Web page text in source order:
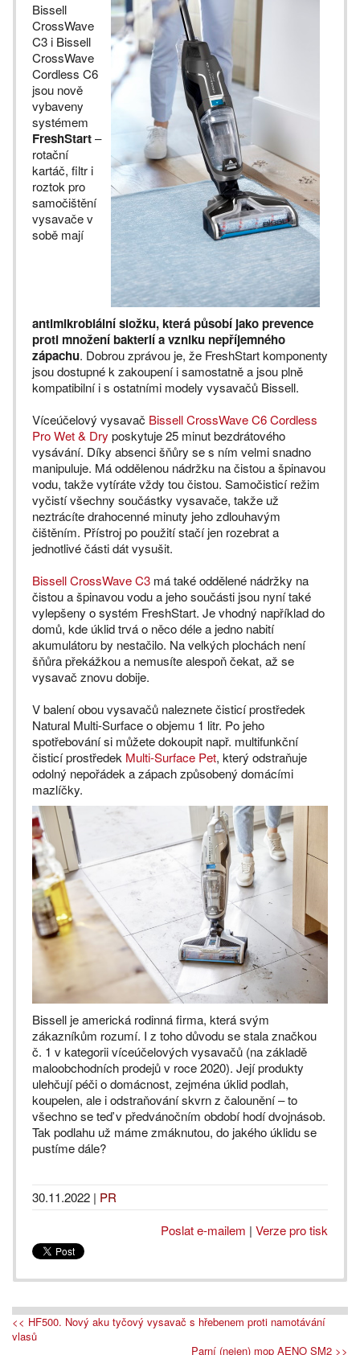
Bissell
CrossWave
C3 i Bissell
CrossWave
Cordless C6
jsou nově
vybaveny
systémem
FreshStart–
rotační
kartáč, filtr i
roztok pro
samočištění
vysavače v
sobě mají
antimikrobiální složku, která působí jako prevence
proti množení bakterií a vzniku nepříjemného
zápachu. Dobrou zprávou je, že FreshStart komponenty
jsou dostupné k zakoupení i samostatně a jsou plně
kompatibilní i s ostatními modely vysavačů Bissell.
Víceúčelový vysavač Bissell CrossWave C6 Cordless
Pro Wet & Dry poskytuje 25 minut bezdrátového
vysávání. Díky absenci šňůry se s ním velmi snadno
manipuluje. Má oddělenou nádržku na čistou a špinavou
vodu, takže vytíráte vždy tou čistou. Samočisticí režim
vyčistí všechny součástky vysavače, takže už
neztrácíte drahocenné minuty jeho zdlouhavým
čištěním. Přístroj po použití stačí jen rozebrat a
jednotlivé části dát vysušit.
Bissell CrossWave C3 má také oddělené nádržky na
čistou a špinavou vodu a jeho součásti jsou nyní také
vylepšeny o systém FreshStart. Je vhodný například do
domů, kde úklid trvá o něco déle a jedno nabití
akumulátoru by nestačilo. Na velkých plochách není
šňůra překážkou a nemusíte alespoň čekat, až se
vysavač znovu dobije.
V balení obou vysavačů naleznete čisticí prostředek
Natural Multi-Surface o objemu 1 litr. Po jeho
spotřebování si můžete dokoupit např. multifunkční
čisticí prostředek Multi-Surface Pet, který odstraňuje
odolný nepořádek a zápach způsobený domácími
mazlíčky.
Bissell je americká rodinná firma, která svým
zákazníkům rozumí. I z toho důvodu se stala značkou
č. 1 v kategorii víceúčelových vysavačů (na základě
maloobchodních prodejů v roce 2020). Její produkty
ulehčují péči o domácnost, zejména úklid podlah,
koupelen, ale i odstraňování skvrn z čalounění – to
všechno se teď v předvánočním období hodí dvojnásob.
Tak podlahu už máme zmáknutou, do jakého úklidu se
pustíme dále?
30.11.2022 | PR
Poslat e-mailem | Verze pro tisk
<< HF500. Nový aku tyčový vysavač s hřebenem proti namotávání
vlasů
Parní (nejen) mop AENO SM2 >>